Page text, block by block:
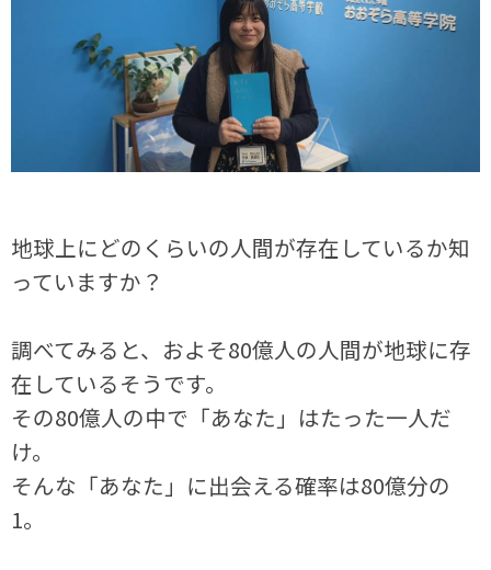
地球上にどのくらいの人間が存在しているか知
っていますか？
調べてみると、およそ80億人の人間が地球に存
在しているそうです。
その80億人の中で「あなた」はたった一人だ
け。
そんな「あなた」に出会える確率は80億分の
1。